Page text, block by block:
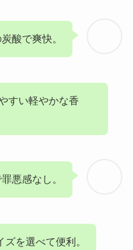
酸で爽快。
すい軽やかな香
悪感なし。
ズを選べて便利。